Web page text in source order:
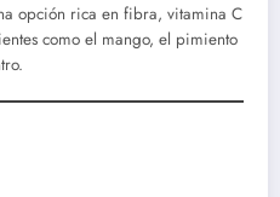
opción rica en fibra, vitamina C
como el mango, el pimiento